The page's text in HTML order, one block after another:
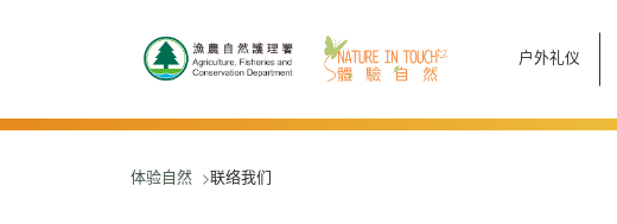
跳至主要內容 户外礼仪
体验自然 联络我们